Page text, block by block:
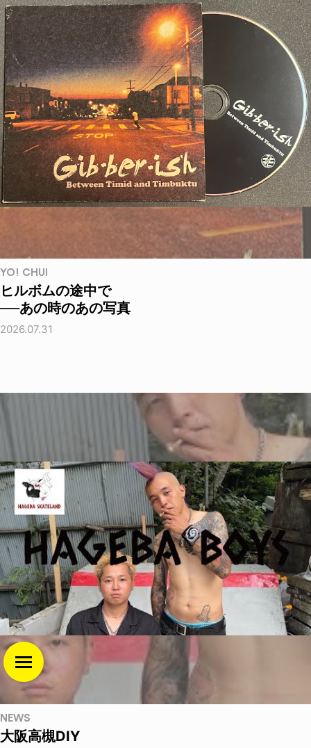
YO! CHUI
ヒルボムの途中で
──あの時のあの写真
2026.07.31
NEWS
大阪高槻DIY